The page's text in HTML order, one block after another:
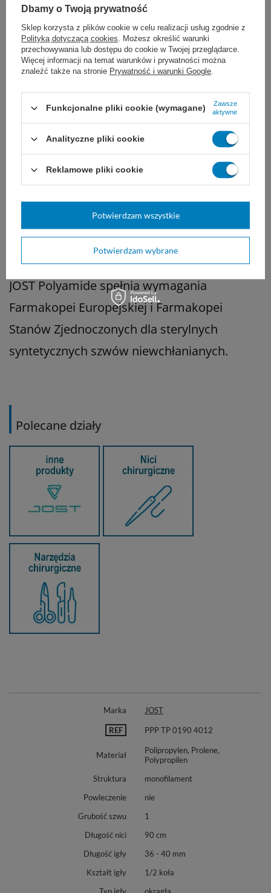
chirurgia okulistyczna
Dobór nici JOST zależy od ogólnego stanu
pacjenta, wielkości uszkodzonej tkanki i rany,
a także od wybranej techniki i doświadczenia
chirurga. Nie są znane żadne
przeciwwskazania do stosowania szwów
JOST Polypropilen.
Przechowywać w maksymalnej temperaturze
25°C, z dala od bezpośredniego światła
słonecznego, ciepła i wilgoci.
JOST Polyamide spełnia wymagania
Farmakopei Europejskiej i Farmakopei
Stanów Zjednoczonych dla sterylnych
syntetycznych szwów niewchłanianych.
Polecane działy
Marka JOST
REF PPP TP 0190 4012
Materiał
Polipropylen, Prolene,
Polypropilen
Struktura
monofilament
Powleczenie
nie
Grubość szwu
1
Długość nici
90 cm
Długość igły
36 - 40 mm
Kształt igły
1/2 koła
Typ igły
okrągła
Dbamy o Twoją prywatność
Sklep korzysta z plików cookie w celu realizacji usług zgodnie z
Polityką dotyczącą cookies. Możesz określić warunki
przechowywania lub dostępu do cookie w Twojej przeglądarce.
Więcej informacji na temat warunków i prywatności można
znaleźć także na stronie Prywatność i warunki Google.
Funkcjonalne pliki cookie (wymagane)
Zawsze
aktywne
Analityczne pliki cookie
Reklamowe pliki cookie
Potwierdzam wybrane
Potwierdzam wszystkie